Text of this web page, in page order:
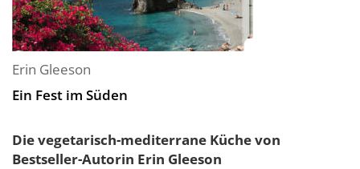
Erin Gleeson
Ein Fest im Süden
Die vegetarisch-mediterrane Küche von
Bestseller-Autorin Erin Gleeson